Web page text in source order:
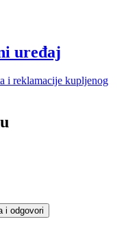
uređaj
i reklamacije kupljenog
i odgovori